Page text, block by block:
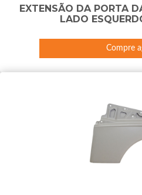
EXTENSÃO DA PORTA
LADO
Compre